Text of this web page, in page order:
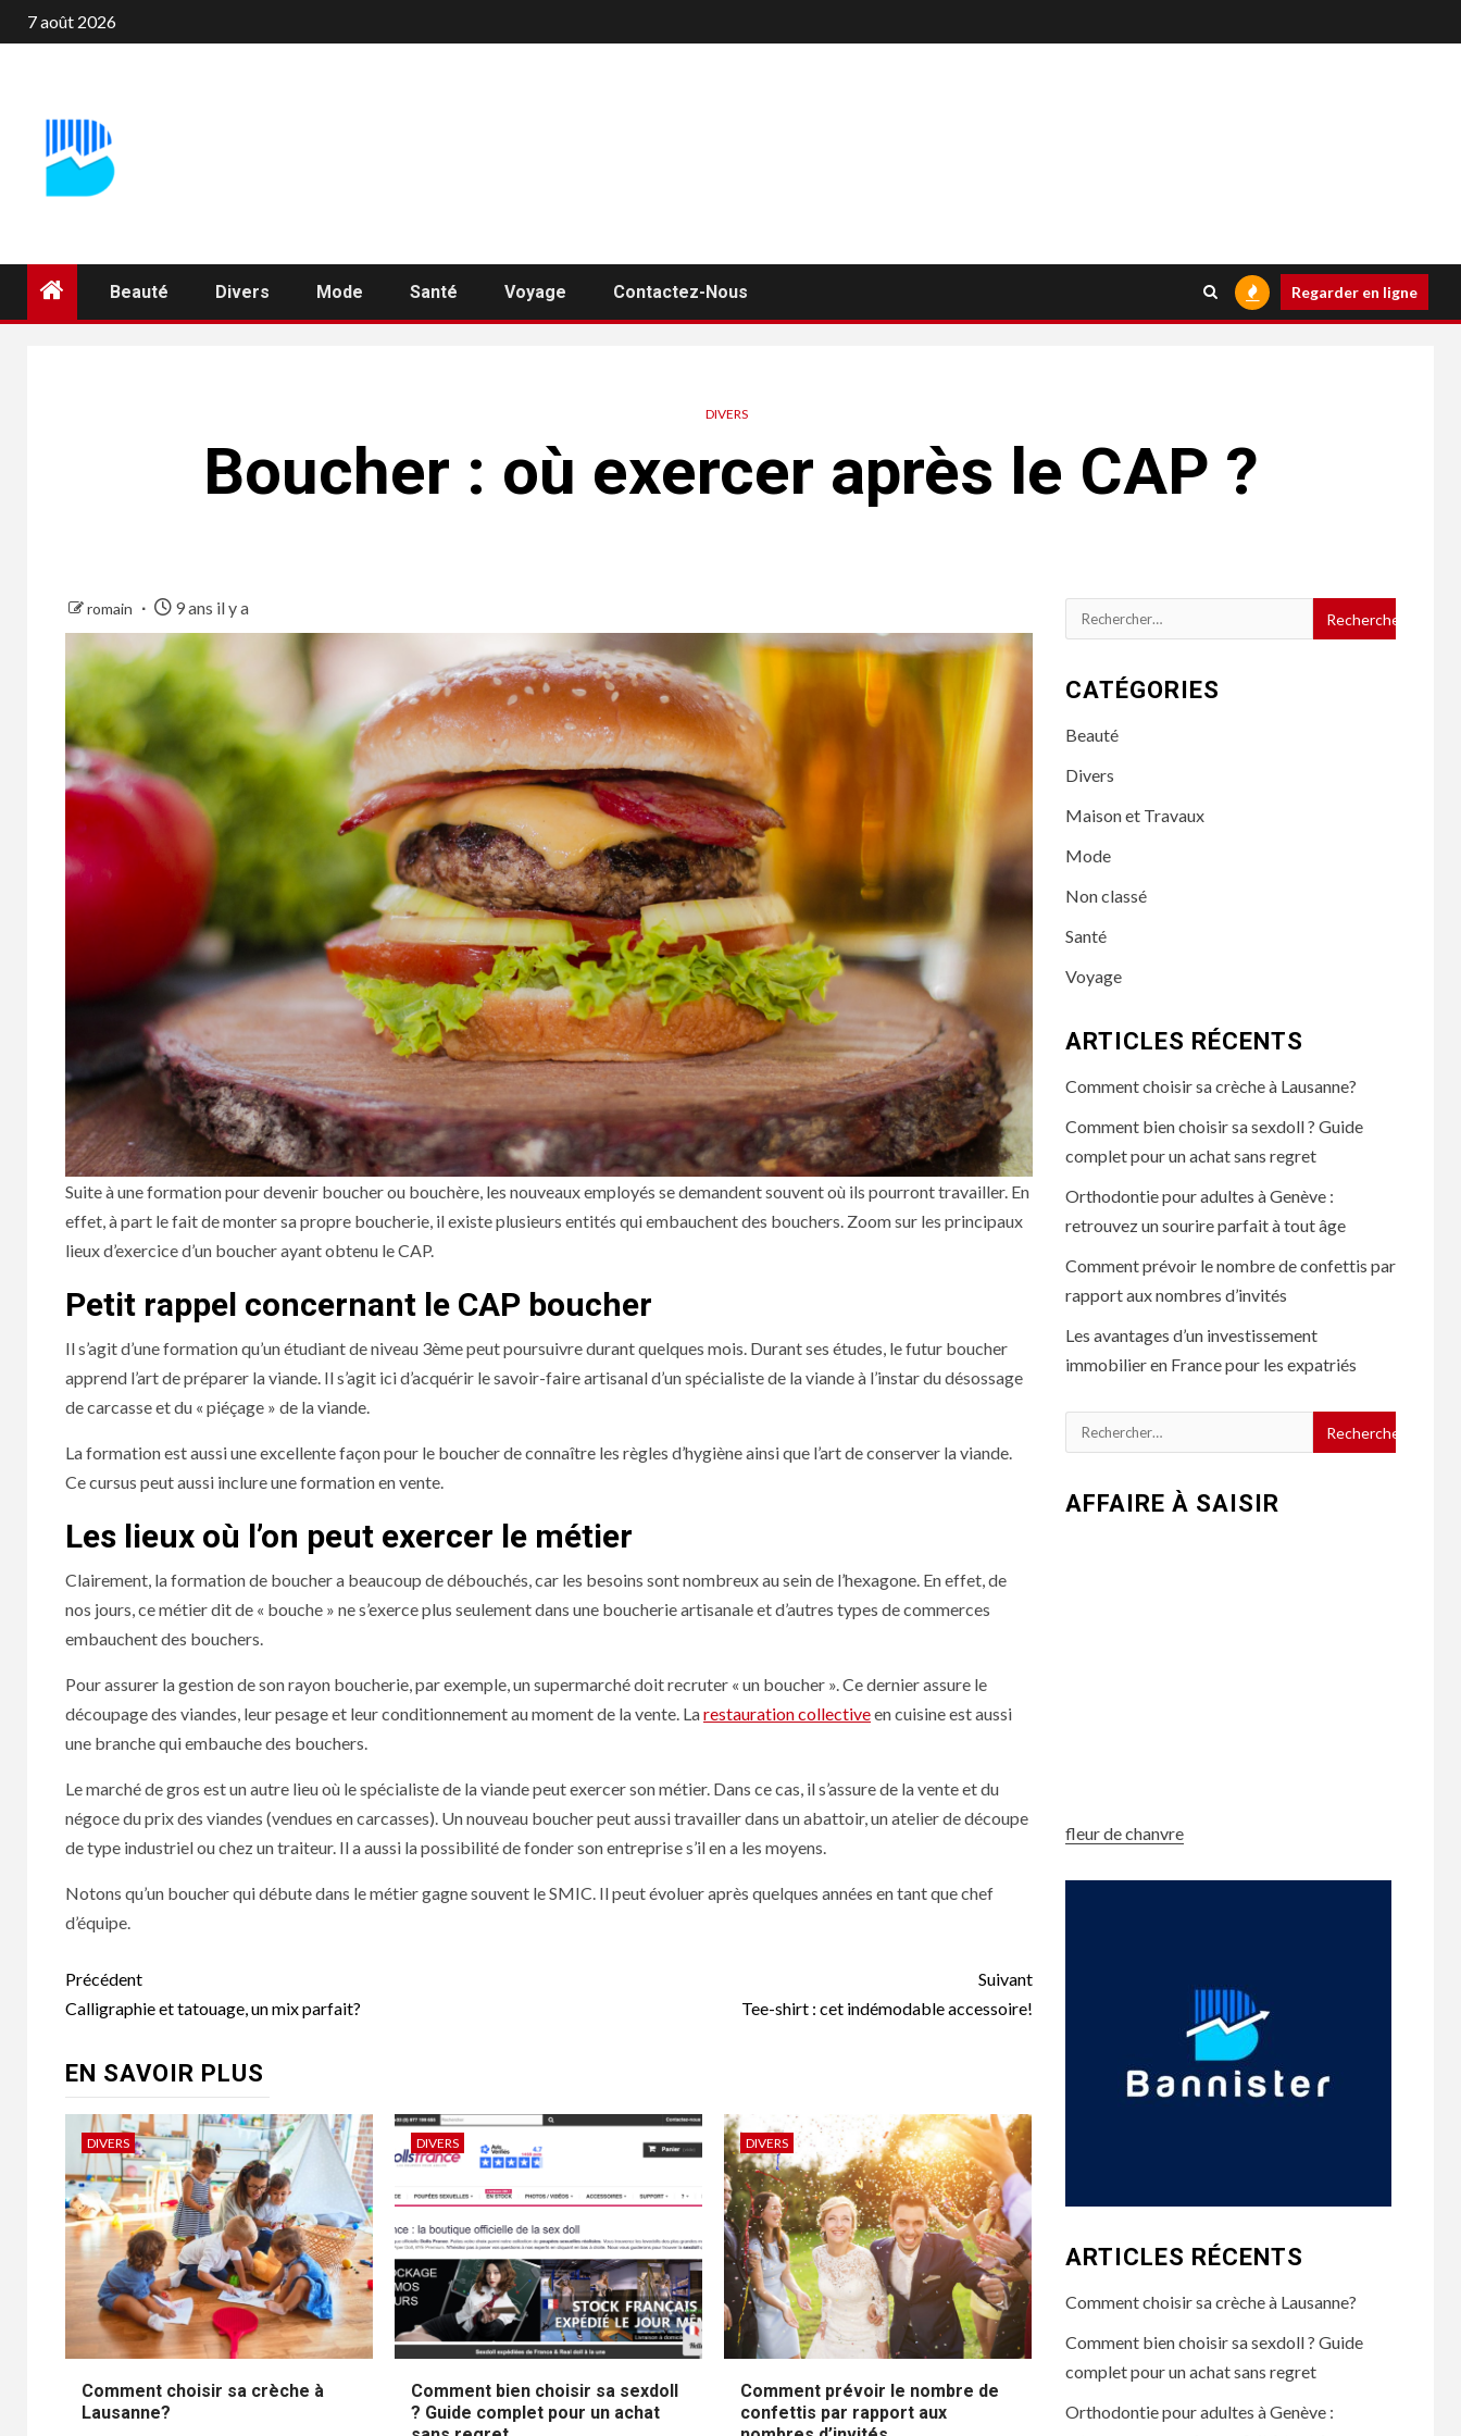
Aller
au
7 août 2026
Beauté Divers Mode Santé Voyage Contactez-Nous Regarder en ligne
DIVERS
Boucher : où exercer après le CAP ?
romain 9 ans il y a
Suite à une formation pour devenir boucher ou bouchère, les nouveaux employés se demandent souvent où ils pourront travailler. En
effet, à part le fait de monter sa propre boucherie, il existe plusieurs entités qui embauchent des bouchers. Zoom sur les principaux
lieux d’exercice d’un boucher ayant obtenu le CAP.
Petit rappel concernant le CAP boucher
Il s’agit d’une formation qu’un étudiant de niveau 3ème peut poursuivre durant quelques mois. Durant ses études, le futur boucher
apprend l’art de préparer la viande. Il s’agit ici d’acquérir le savoir-faire artisanal d’un spécialiste de la viande à l’instar du désossage
de carcasse et du « piéçage » de la viande.
La formation est aussi une excellente façon pour le boucher de connaître les règles d’hygiène ainsi que l’art de conserver la viande.
Ce cursus peut aussi inclure une formation en vente.
Les lieux où l’on peut exercer le métier
Clairement, la formation de boucher a beaucoup de débouchés, car les besoins sont nombreux au sein de l’hexagone. En effet, de
nos jours, ce métier dit de « bouche » ne s’exerce plus seulement dans une boucherie artisanale et d’autres types de commerces
embauchent des bouchers.
Pour assurer la gestion de son rayon boucherie, par exemple, un supermarché doit recruter « un boucher ». Ce dernier assure le
découpage des viandes, leur pesage et leur conditionnement au moment de la vente. Larestauration collectiveen cuisine est aussi
une branche qui embauche des bouchers.
Le marché de gros est un autre lieu où le spécialiste de la viande peut exercer son métier. Dans ce cas, il s’assure de la vente et du
négoce du prix des viandes (vendues en carcasses). Un nouveau boucher peut aussi travailler dans un abattoir, un atelier de découpe
de type industriel ou chez un traiteur. Il a aussi la possibilité de fonder son entreprise s’il en a les moyens.
Notons qu’un boucher qui débute dans le métier gagne souvent le SMIC. Il peut évoluer après quelques années en tant que chef
d’équipe.
Navigation
d’article
Précédent
Calligraphie et tatouage, un mix parfait?
Suivant
Tee-shirt : cet indémodable accessoire!
EN SAVOIR PLUS
DIVERS
Comment choisir sa crèche à
Lausanne?
DIVERS
Comment bien choisir sa sexdoll
? Guide complet pour un achat
DIVERS
Comment prévoir le nombre de
confettis par rapport aux
Rechercher :
CATÉGORIES
Beauté
Divers
Maison et Travaux
Mode
Non classé
Santé
Voyage
ARTICLES RÉCENTS
Comment choisir sa crèche à Lausanne?
Comment bien choisir sa sexdoll ? Guide
complet pour un achat sans regret
Orthodontie pour adultes à Genève :
retrouvez un sourire parfait à tout âge
Comment prévoir le nombre de confettis par
rapport aux nombres d’invités
Les avantages d’un investissement
immobilier en France pour les expatriés
Rechercher :
AFFAIRE À SAISIR
fleur de chanvre
ARTICLES RÉCENTS
Comment choisir sa crèche à Lausanne?
Comment bien choisir sa sexdoll ? Guide
complet pour un achat sans regret
Orthodontie pour adultes à Genève :